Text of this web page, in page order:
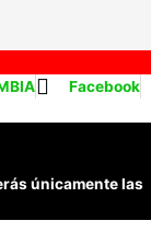
Facebook
únicamente las